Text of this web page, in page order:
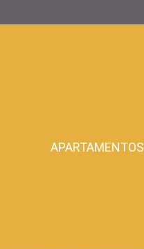
APARTAMENTOS